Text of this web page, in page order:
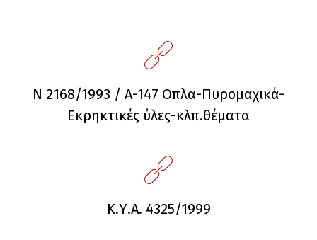
Ν 2168/1993 / Α-147 Οπλα-Πυρομαχικά-
Εκρηκτικές ύλες-κλπ.θέματα
Κ.Υ.Α. 4325/1999